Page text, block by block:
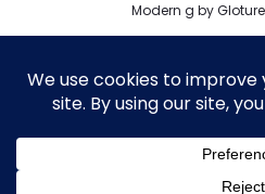
Modern g by
運営会社
プロダク